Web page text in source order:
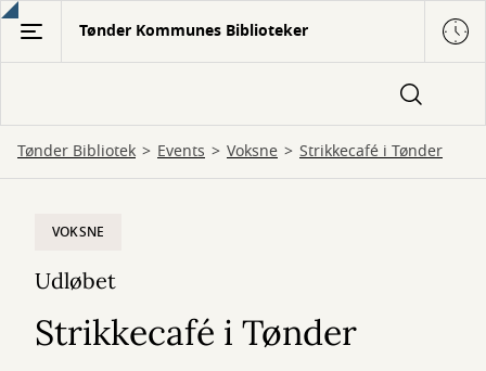
Gå
hovedindhold
Tønder Kommunes Biblioteker
Tønder Bibliotek Events Voksne Strikkecafé i Tønder
VOKSNE
Udløbet
Strikkecafé i Tønder